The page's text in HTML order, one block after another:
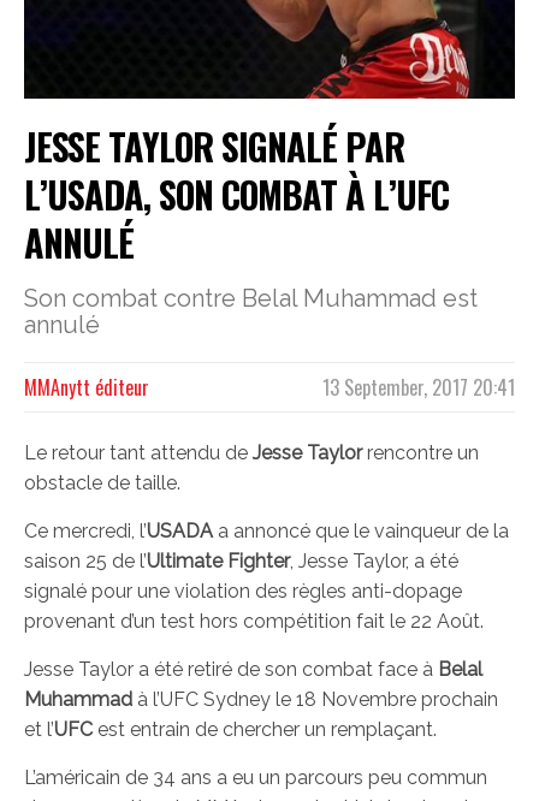
JESSE TAYLOR SIGNALÉ PAR
L’USADA, SON COMBAT À L’UFC
ANNULÉ
Son combat contre Belal Muhammad est
annulé
13 September, 2017 20:41
MMAnytt éditeur
Le retour tant attendu de Jesse Taylorrencontre un
obstacle de taille.
Ce mercredi, l’USADAa annoncé que le vainqueur de la
saison 25 de l’Ultimate Fighter, Jesse Taylor, a été
signalé pour une violation des règles anti-dopage
provenant d’un test hors compétition fait le 22 Août.
Jesse Taylor a été retiré de son combat face à Belal
Muhammad à l’UFC Sydney le 18 Novembre prochain
et l’UFC est entrain de chercher un remplaçant.
L’américain de 34 ans a eu un parcours peu commun